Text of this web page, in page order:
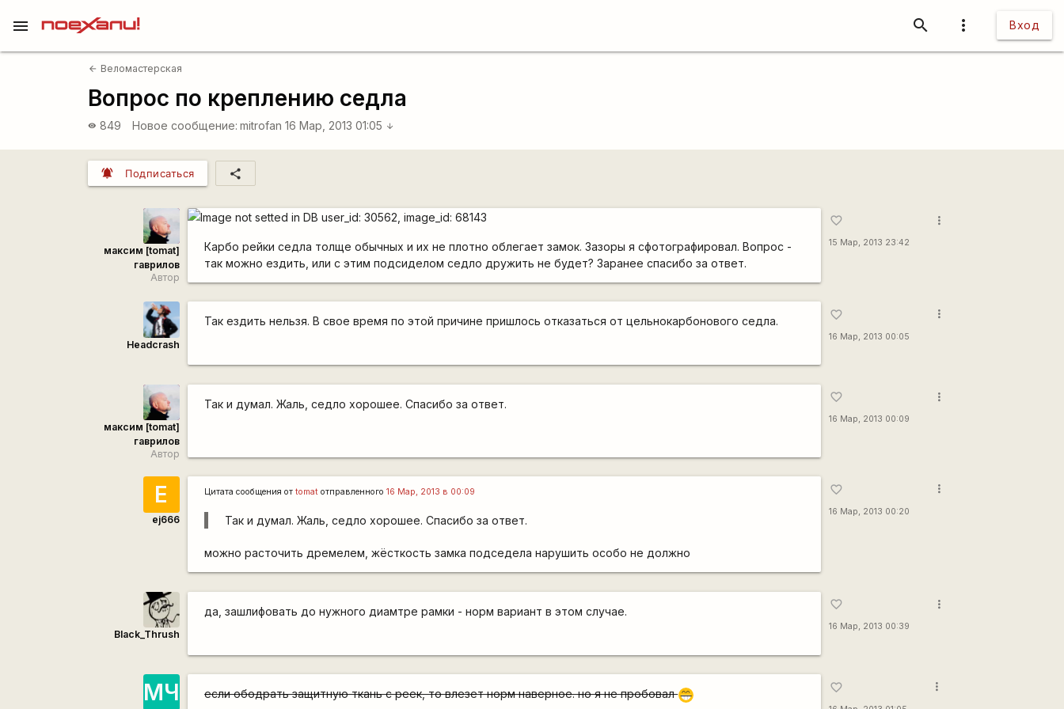
more_vert Вход
search
menu
arrow_back Веломастерская
Вопрос по креплению седла
visibility 849 Новое сообщение: mitrofan 16 Мар, 2013 01:05 arrow_downward
notifications_active Подписаться share
максим [tomat]
гаврилов
Автор
Карбо рейки седла толще обычных и их не плотно облегает замок. Зазоры я сфотографировал. Вопрос -
так можно ездить, или с этим подсиделом седло дружить не будет? Заранее спасибо за ответ.
favorite_border
15 Мар, 2013 23:42
more_vert
Headcrash
Так ездить нельзя. В свое время по этой причине пришлось отказаться от цельнокарбонового седла.
favorite_border
16 Мар, 2013 00:05
more_vert
максим [tomat]
гаврилов
Автор
Так и думал. Жаль, седло хорошее. Спасибо за ответ.
favorite_border
16 Мар, 2013 00:09
more_vert
E
ej666
Цитата сообщения отtomat отправленного16 Мар, 2013 в 00:09
Так и думал. Жаль, седло хорошее. Спасибо за ответ.
можно расточить дремелем, жёсткость замка подседела нарушить особо не должно
favorite_border
16 Мар, 2013 00:20
more_vert
Black_Thrush
да, зашлифовать до нужного диамтре рамки - норм вариант в этом случае.
favorite_border
16 Мар, 2013 00:39
more_vert
МЧ если ободрать защитную ткань с реек, то влезет норм наверное. но я не пробовал ;D
favorite_border more_vert